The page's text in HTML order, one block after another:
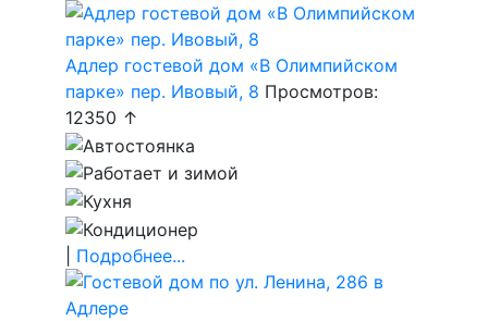
Адлер гостевой дом «В Олимпийском
парке» пер. Ивовый, 8 Просмотров:
12350 ↑
Подробнее...